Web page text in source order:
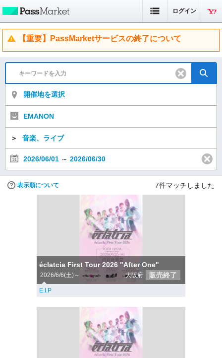
ログイン
【重要】PassMarketサービスの終了について
開催地を選択
EMANON
＞ 音楽、ライブ
2026/06/01 ～ 2026/06/30
表示順について 7件マッチしました
éclatcia First Tour 2026 "After One"
2026/6/6(土)～ 大阪府 販売終了
E.I.P